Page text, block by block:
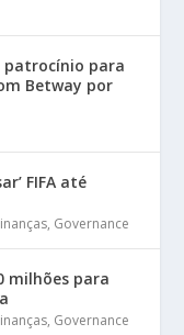
patrocínio para
Betway por
FIFA até
, Governance
milhões para
, Governance